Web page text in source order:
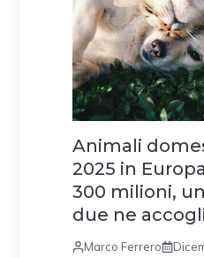
Animali
2025 in
300 milioni,
due ne
Marco Ferrero